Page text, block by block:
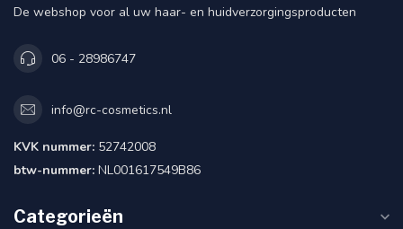
De webshop voor al uw haar- en huidverzorgingsproducten
06 - 28986747
info@rc-cosmetics.nl
KVK nummer: 52742008
btw-nummer: NL001617549B86
Categorieën